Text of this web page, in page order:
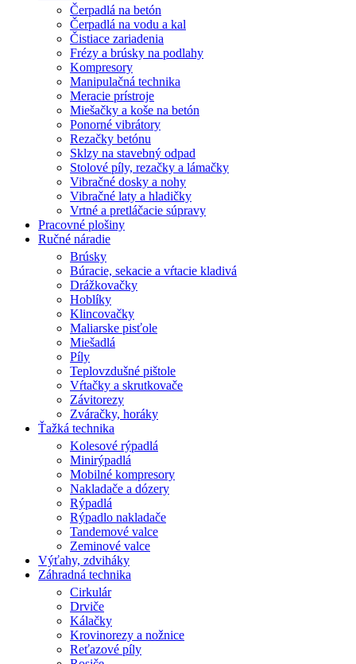
Čerpadlá na betón
Čerpadlá na vodu a kal
Čistiace zariadenia
Frézy a brúsky na podlahy
Kompresory
Manipulačná technika
Meracie prístroje
Miešačky a koše na betón
Ponorné vibrátory
Rezačky betónu
Sklzy na stavebný odpad
Stolové píly, rezačky a lámačky
Vibračné dosky a nohy
Vibračné laty a hladičky
Vrtné a pretláčacie súpravy
Pracovné plošiny
Ručné náradie
Brúsky
Búracie, sekacie a vŕtacie kladivá
Drážkovačky
Hoblíky
Klincovačky
Maliarske pisťole
Miešadlá
Píly
Teplovzdušné pištole
Vŕtačky a skrutkovače
Závitorezy
Zváračky, horáky
Ťažká technika
Kolesové rýpadlá
Minirýpadlá
Mobilné kompresory
Nakladače a dózery
Rýpadlá
Rýpadlo nakladače
Tandemové valce
Zeminové valce
Výťahy, zdviháky
Záhradná technika
Cirkulár
Drviče
Kálačky
Krovinorezy a nožnice
Reťazové píly